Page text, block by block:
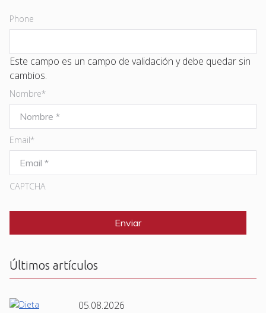
Phone
Este campo es un campo de validación y debe quedar sin
cambios.
Nombre*
Email*
CAPTCHA
Últimos artículos
05.08.2026